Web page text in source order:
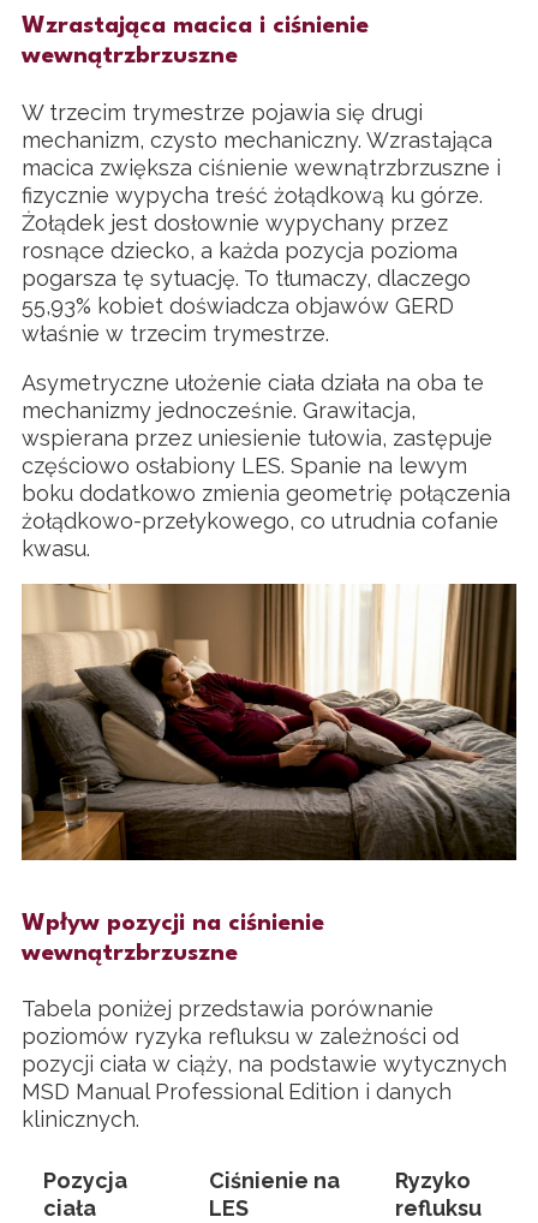
Wzrastająca macica i ciśnienie
wewnątrzbrzuszne
W trzecim trymestrze pojawia się drugi
mechanizm, czysto mechaniczny. Wzrastająca
macica zwiększa ciśnienie wewnątrzbrzuszne i
fizycznie wypycha treść żołądkową ku górze.
Żołądek jest dosłownie wypychany przez
rosnące dziecko, a każda pozycja pozioma
pogarsza tę sytuację. To tłumaczy, dlaczego
55,93% kobiet doświadcza objawów GERD
właśnie w trzecim trymestrze.
Asymetryczne ułożenie ciała działa na oba te
mechanizmy jednocześnie. Grawitacja,
wspierana przez uniesienie tułowia, zastępuje
częściowo osłabiony LES. Spanie na lewym
boku dodatkowo zmienia geometrię połączenia
żołądkowo-przełykowego, co utrudnia cofanie
kwasu.
Wpływ pozycji na ciśnienie
wewnątrzbrzuszne
Tabela poniżej przedstawia porównanie
poziomów ryzyka refluksu w zależności od
pozycji ciała w ciąży, na podstawie wytycznych
MSD Manual Professional Edition i danych
klinicznych.
Pozycja
ciała
Ciśnienie na
LES
Ryzyko
refluksu